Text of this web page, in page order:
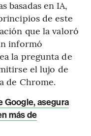
basadas en IA,
de este
que la valoró
informó
la pregunta de
el lujo de
de Chrome.
Google, asegura
más de